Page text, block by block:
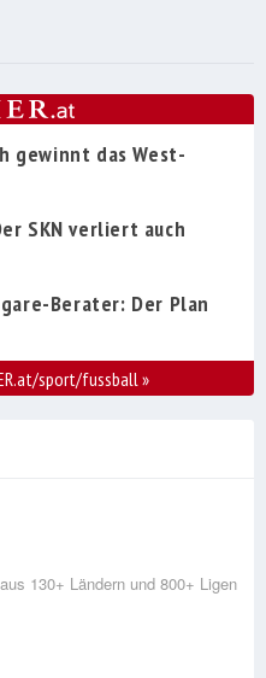
gewinnt das West-
SKN verliert auch
Berater: Der Plan
sport/fussball»
130+ Ländern und 800+ Ligen